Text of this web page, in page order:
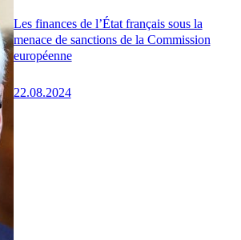
Les finances de l’État français sous la
menace de sanctions de la Commission
européenne
22.08.2024